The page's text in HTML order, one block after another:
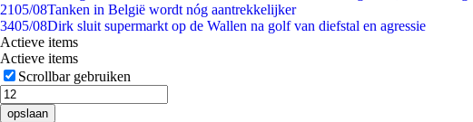
2105/08Tanken in België wordt nóg aantrekkelijker
3405/08Dirk sluit supermarkt op de Wallen na golf van diefstal en agressie
Actieve items
Actieve items
Scrollbar gebruiken
opslaan